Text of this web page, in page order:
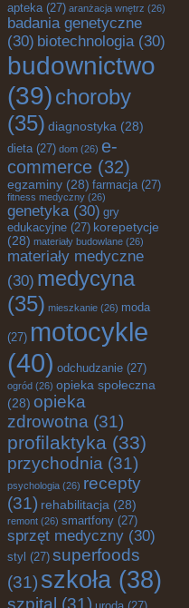
apteka(27) aranżacja wnętrz (26)
badania genetyczne
(30) biotechnologia(30)
budownictwo
(39)choroby
(35) diagnostyka (28)
dieta(27) dom (26) e-
commerce (32)
egzaminy (28) farmacja(27)
fitness medyczny (26)
genetyka(30) gry
edukacyjne (27) korepetycje
(28) materiały budowlane (26)
materiały medyczne
(30) medycyna
(35) mieszkanie (26) moda
(27) motocykle
(40) odchudzanie (27)
ogród (26) opieka społeczna
(28) opieka
zdrowotna (31)
profilaktyka (33)
przychodnia (31)
psychologia (26) recepty
(31) rehabilitacja (28)
remont (26) smartfony (27)
sprzęt medyczny (30)
styl (27) superfoods
(31) szkoła (38)
szpital (31)